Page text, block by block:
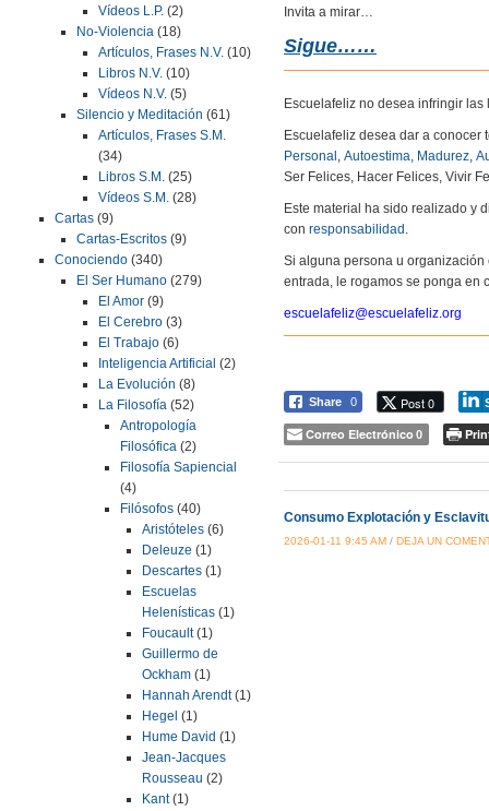
Vídeos L.P. (2)
No-Violencia (18)
Artículos, Frases N.V. (10)
Libros N.V. (10)
Vídeos N.V. (5)
Silencio y Meditación (61)
Artículos, Frases S.M.
(34)
Libros S.M. (25)
Vídeos S.M. (28)
Cartas (9)
Cartas-Escritos (9)
Conociendo (340)
El Ser Humano (279)
El Amor (9)
El Cerebro (3)
El Trabajo (6)
Inteligencia Artificial (2)
La Evolución (8)
La Filosofía (52)
Antropología
Filosófica (2)
Filosofía Sapiencial
(4)
Filósofos (40)
Aristóteles (6)
Deleuze (1)
Descartes (1)
Escuelas
Helenísticas (1)
Foucault(1)
Guillermo de
Ockham (1)
Hannah Arendt(1)
Hegel (1)
Hume David (1)
Jean-Jacques
Rousseau (2)
Kant(1)
Invita a mirar…
Sigue……
Escuelafeliz no desea infringir
Escuelafeliz desea dar a
Personal Autoestima Madurez
Ser Felices, Hacer Felices, Vivir
Este material ha sido realizado y
con responsabilidad
Si alguna persona u
entrada, le rogamos se ponga en
escuelafeliz@escuelafeliz.org
Share 0 Post 0
Correo Electrónico 0
Consumo Explotación y
2026-01-11 9:45 AM / DEJA UN